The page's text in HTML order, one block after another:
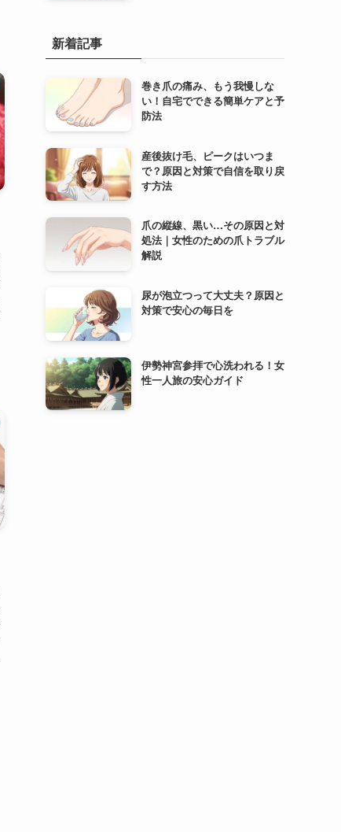
新着記事
巻き爪の痛み、もう我慢しな
い！自宅でできる簡単ケアと予
防法
産後抜け毛、ピークはいつま
で？原因と対策で自信を取り戻
す方法
爪の縦線、黒い…その原因と対
処法｜女性のための爪トラブル
解説
尿が泡立つって大丈夫？原因と
対策で安心の毎日を
伊勢神宮参拝で心洗われる！女
性一人旅の安心ガイド